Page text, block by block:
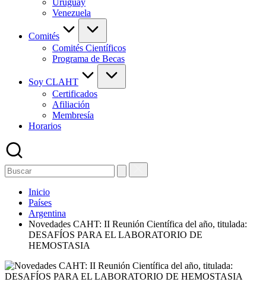
Uruguay
Venezuela
Comités
Comités Científicos
Programa de Becas
Soy CLAHT
Certificados
Afiliación
Membresía
Horarios
Inicio
Países
Argentina
Novedades CAHT: II Reunión Científica del año, titulada:
DESAFÍOS PARA EL LABORATORIO DE
HEMOSTASIA